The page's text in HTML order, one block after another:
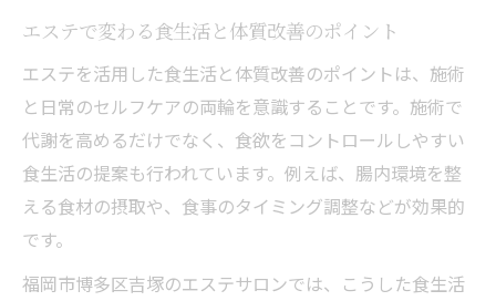
エステで変わる食生活と体質改善のポイント
エステを活用した食生活と体質改善のポイントは、施術
と日常のセルフケアの両輪を意識することです。施術で
代謝を高めるだけでなく、食欲をコントロールしやすい
食生活の提案も行われています。例えば、腸内環境を整
える食材の摂取や、食事のタイミング調整などが効果的
です。
福岡市博多区吉塚のエステサロンでは、こうした食生活